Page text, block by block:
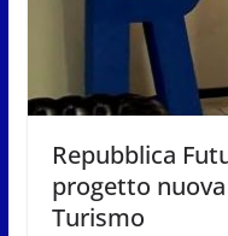
Repubblica
progetto
Turismo